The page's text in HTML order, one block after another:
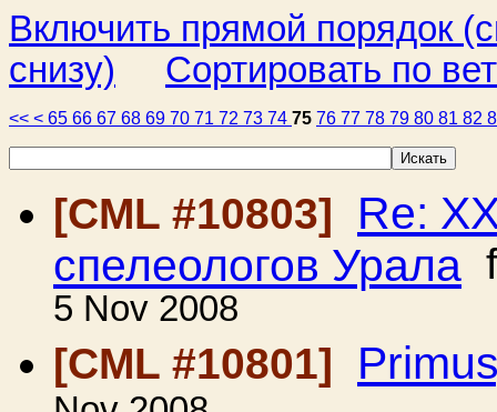
Включить прямой порядок
снизу)
Сортировать по
<< < 65 66 67 68 69 70 71 72 73 74 75 76 77 78 79 80 81 82
[CML #10803] Re:
спелеологов Урала
5 Nov 2008
[CML #10801]